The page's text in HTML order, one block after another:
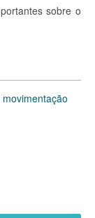
sobre o